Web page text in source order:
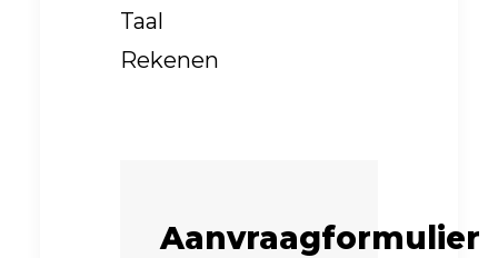
Taal
Rekenen
Aanvraagformulier